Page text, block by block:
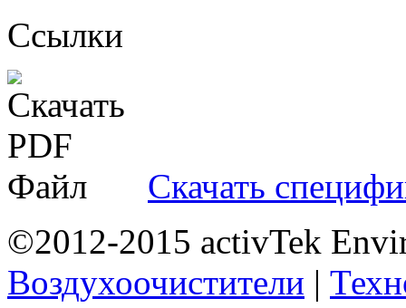
Ссылки
Скачать
©2012-2015 activTek
Воздухоочистители |